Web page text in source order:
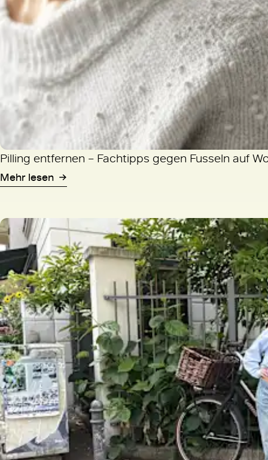
Pilling entfernen – Fachtipps gegen Fusseln auf
Mehr lesen